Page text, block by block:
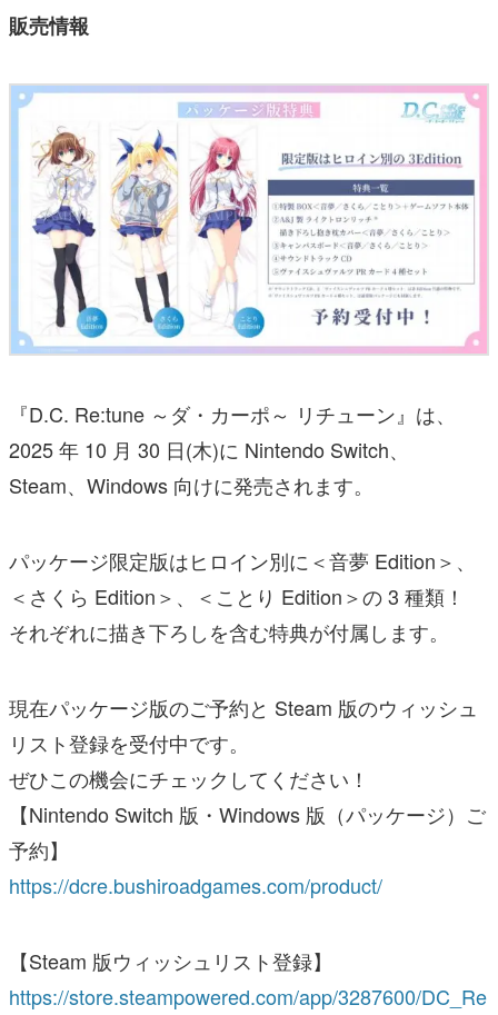
販売情報
『D.C. Re:tune ～ダ・カーポ～ リチューン』は、
2025 年 10 月 30 日(木)に Nintendo Switch、
Steam、Windows 向けに発売されます。
パッケージ限定版はヒロイン別に＜音夢 Edition＞、
＜さくら Edition＞、＜ことり Edition＞の 3 種類！
それぞれに描き下ろしを含む特典が付属します。
現在パッケージ版のご予約と Steam 版のウィッシュ
リスト登録を受付中です。
ぜひこの機会にチェックしてください！
【Nintendo Switch 版・Windows 版（パッケージ）ご
予約】
https://dcre.bushiroadgames.com/product/
【Steam 版ウィッシュリスト登録】
https://store.steampowered.com/app/3287600/DC_Re